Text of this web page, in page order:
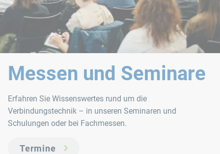
Messen und Seminare
Erfahren Sie Wissenswertes rund um die
Verbindungstechnik – in unseren Seminaren und
Schulungen oder bei Fachmessen.
Termine